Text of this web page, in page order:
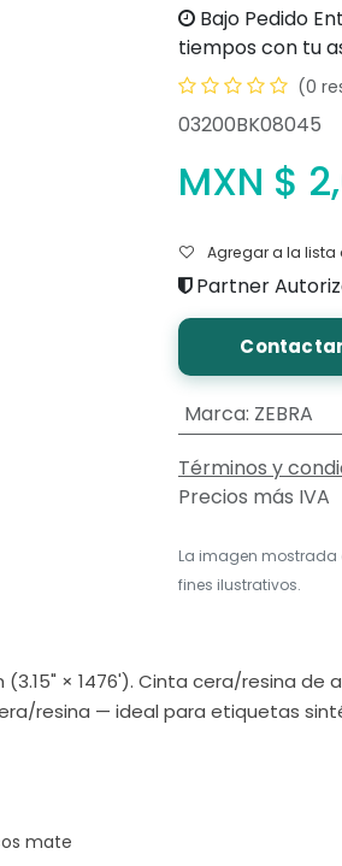
Bajo Pedido
tiempos con tu
(0
03200BK08045
MXN $
Agregar a la lista
Partner
Marca: ZEBRA
Términos y
Precios más IVA
La imagen
fines ilustrativos.
× 1476'). Cinta cera/resina de
resina — ideal para etiquetas
mate